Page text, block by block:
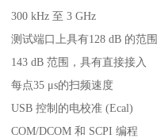
300 kHz 至 3 GHz
测试端口上具有128 dB 的范围
143 dB 范围，具有直接接入
每点35 μs的扫频速度
USB 控制的电校准 (Ecal)
COM/DCOM 和 SCPI 编程